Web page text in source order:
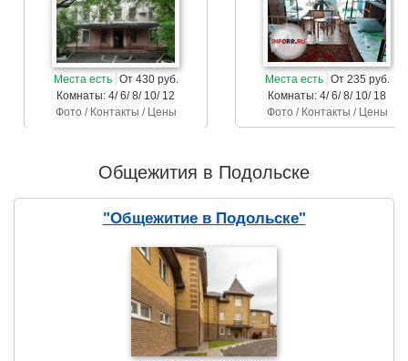
Места есть От 430 руб.
Комнаты: 4/ 6/ 8/ 10/ 12
Фото / Контакты / Цены
Места есть От 235 руб.
Комнаты: 4/ 6/ 8/ 10/ 18
Фото / Контакты / Цены
Общежития в Подольске
"Общежитие в Подольске"